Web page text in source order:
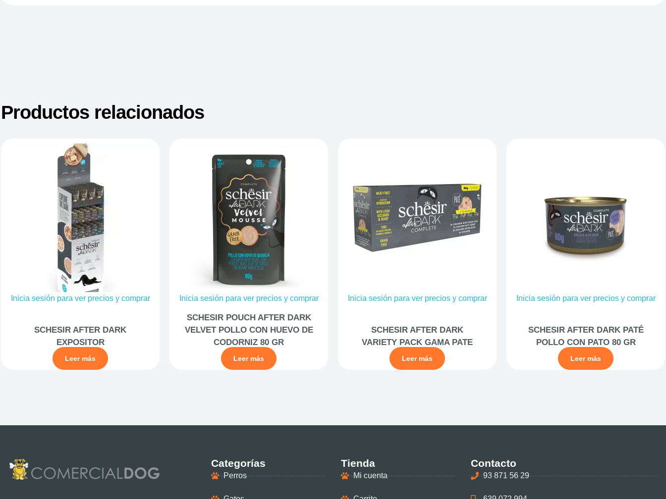
Productos relacionados
Inicia sesión para ver precios y comprar
SCHESIR AFTER DARK
EXPOSITOR
Leer más
Inicia sesión para ver precios y comprar
SCHESIR POUCH AFTER DARK
VELVET POLLO CON HUEVO DE
CODORNIZ 80 GR
Leer más
Inicia sesión para ver precios y comprar
SCHESIR AFTER DARK
VARIETY PACK GAMA PATE
Leer más
Inicia sesión para ver precios y comprar
SCHESIR AFTER DARK PATÉ
POLLO CON PATO 80 GR
Leer más
Categorías
Perros
Tienda
Mi cuenta
Contacto
93 871 56 29